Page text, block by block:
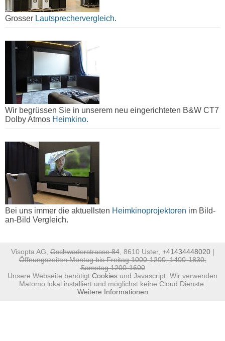
Grosser Lautsprechervergleich.
Wir begrüssen Sie in unserem neu eingerichteten B&W CT7
Dolby Atmos Heimkino.
Bei uns immer die aktuellsten Heimkinoprojektoren im Bild-
an-Bild Vergleich.
Visopta AG,Gschwaderstrasse 84, 8610 Uster, +41434448020|
Öffnungszeiten Montag bis Freitag 1000-1200, 1400-1830;
Samstag 1200-1600
Unsere Webseite benötigt Cookies und Javascript. Wir verwenden
Matomo lokal installiert und möglichst keine Cloud Dienste.
Weitere Informationen